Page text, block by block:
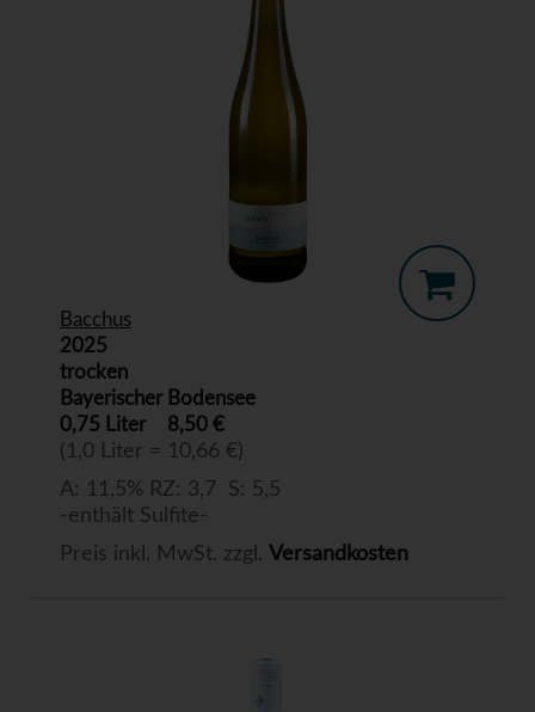
Bacchus
2025
trocken
Bayerischer Bodensee
0,75 Liter
8,50 €
(1,0 Liter = 10,66 €)
A: 11,5% RZ: 3,7 S: 5,5
-enthält Sulfite-
Preis inkl. MwSt. zzgl. Versandkosten